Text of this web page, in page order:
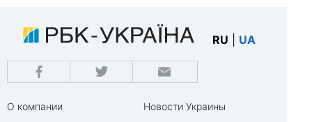
RU UA
О компании
Новости Украины